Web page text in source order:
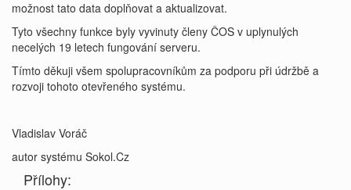
možnost tato data doplňovat a aktualizovat.
Tyto všechny funkce byly vyvinuty členy ČOS v uplynulých
necelých 19 letech fungování serveru.
Tímto děkuji všem spolupracovníkům za podporu při údržbě a
rozvoji tohoto otevřeného systému.
Vladislav Voráč
autor systému Sokol.Cz
Přílohy: